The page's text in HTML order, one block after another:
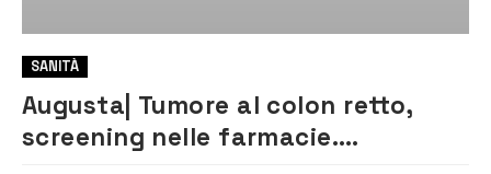
SANITÀ
Augusta| Tumore al colon retto,
screening nelle farmacie.